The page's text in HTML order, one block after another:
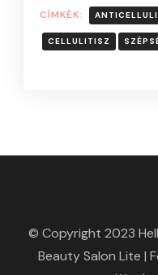
CÍMKÉK:
CELLULITISZ
© Copyright 2023
Beauty Salon Lite |